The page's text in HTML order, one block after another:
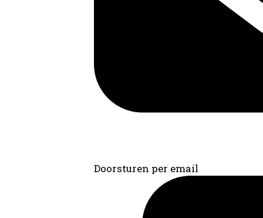
Doorsturen per email